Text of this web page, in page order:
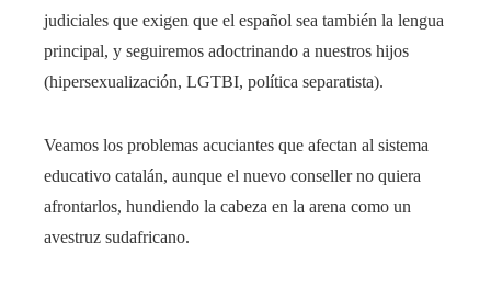
judiciales que exigen que el español sea también la lengua
principal, y seguiremos adoctrinando a nuestros hijos
(hipersexualización, LGTBI, política separatista).
Veamos los problemas acuciantes que afectan al sistema
educativo catalán, aunque el nuevo conseller no quiera
afrontarlos, hundiendo la cabeza en la arena como un
avestruz sudafricano.